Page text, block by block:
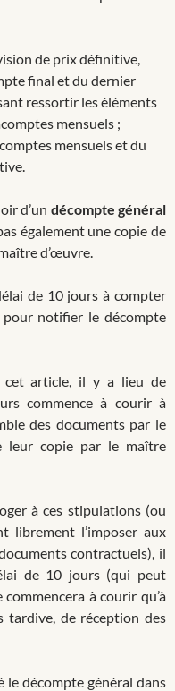
de prix définitive,
final et du dernier
ressortir les éléments
mensuels ;
mensuels et du
d’un décompte général
également une copie de
d’œuvre.
de 10 jours à compter
notifier le décompte
cet article, il y a lieu de
commence à courir à
des documents par le
leur copie par le maître
à ces stipulations (ou
librement l’imposer aux
contractuels), il
de 10 jours (qui peut
à courir qu’à
tardive, de réception des
le décompte général dans